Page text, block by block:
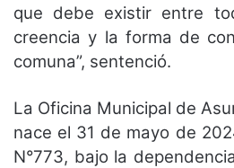
que debe existir entre
creencia y la forma de
comuna”, sentenció.
La Oficina Municipal de
nace el 31 de mayo de
N°773, bajo la